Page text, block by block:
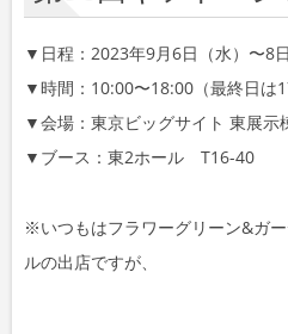
▼日程：2023年9月6日（水）〜8日
▼時間：10:00〜18:00（最終日は
▼会場：東京ビッグサイト 東展示
▼ブース：東2ホール T16-40
※いつもはフラワーグリーン&ガ
ルの出店ですが、